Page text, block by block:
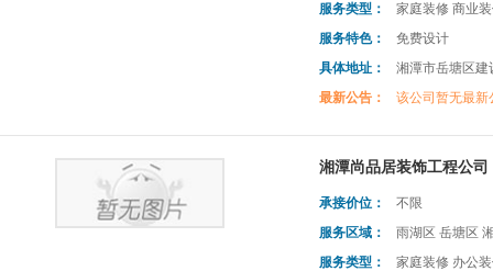
服务类型：
家庭装修 商业
服务特色：
免费设计
具体地址：
湘潭市岳塘区建
最新公告：
该公司暂无最新
湘潭尚品居装饰工程公司
承接价位：
不限
服务区域：
雨湖区 岳塘区
服务类型：
家庭装修 办公